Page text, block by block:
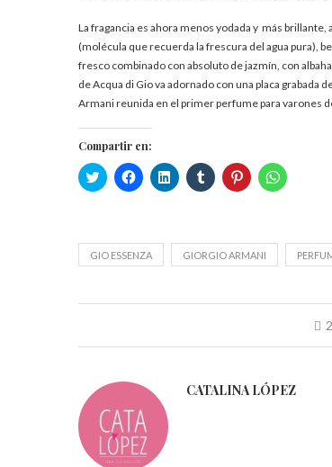
La fragancia es ahora menos yodada y más
(molécula que recuerda la frescura del agua pura),
fresco combinado con absoluto de jazmín, con
de Acqua di Gio va adornado con una placa grabada
Armani reunida en el primer perfume para varones
Compartir en:
Haz
clic
(Se
abre
en
nueva)
Haz
clic
(Se
abre
en
nueva)
Haz
clic
(Se
abre
en
nueva)
Haz
clic
(Se
abre
en
nueva)
Haz
clic
(Se
abre
en
nueva)
Haz
clic
(Se
abre
en
nueva)
GIO ESSENZA GIORGIO ARMANI
CATALINA LÓPEZ